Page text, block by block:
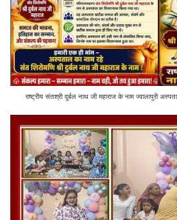
राष्ट्रीय संतश्री दुर्बल नाथ जी महाराज के नाम ज्वालापुरी